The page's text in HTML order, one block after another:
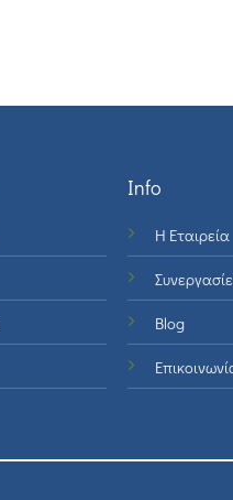
Info
Η Εταιρεία
Blog